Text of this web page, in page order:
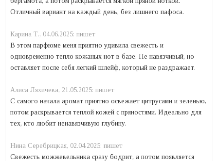
Отличный вариант на каждый день, без лишнего пафоса.
Карина Т., 04.06.2025: пишет
В этом парфюме меня приятно удивила свежесть и
одновременно тепло кожаных нот в базе. Не навязчивый, но
оставляет после себя легкий шлейф, который не раздражает.
Алиса Ляхичева, 21.05.2025: пишет
С самого начала аромат приятно освежает цитрусами и зеленью,
потом раскрывается теплой кожей с пряностями. Идеально для
тех, кто любит ненавязчивую глубину.
Нина Серебрицкая, 02.04.2025: пишет
Свежесть можжевельника сразу бодрит, а потом появляется